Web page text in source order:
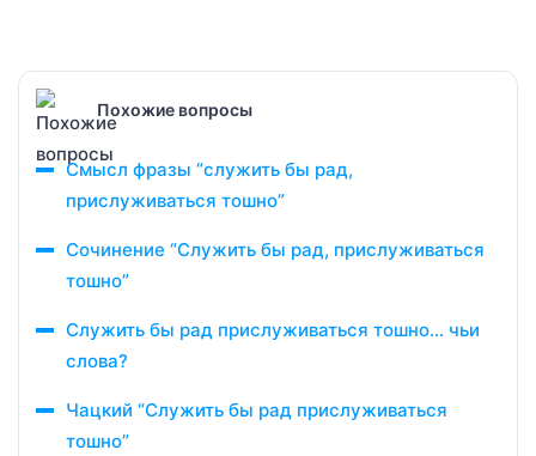
Похожие вопросы
Смысл фразы “служить бы рад,
прислуживаться тошно”
Сочинение “Служить бы рад, прислуживаться
тошно”
Служить бы рад прислуживаться тошно… чьи
слова?
Чацкий “Служить бы рад прислуживаться
тошно”